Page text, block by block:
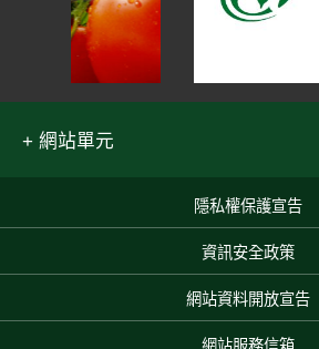
網站單元
隱私權保護宣告
資訊安全政策
網站資料開放宣告